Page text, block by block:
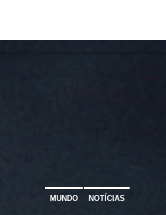
MUNDO NOTÍCIAS